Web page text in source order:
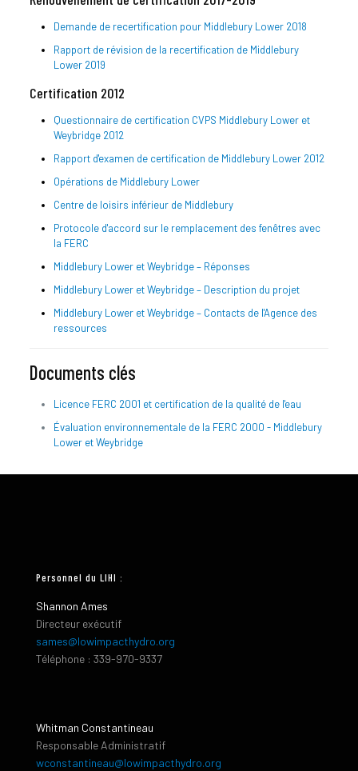
Demande de recertification pour Middlebury Lower 2018
Rapport de révision de la recertification de Middlebury
Lower 2019
Certification 2012
Questionnaire de certification CVPS Middlebury Lower et
Weybridge 2012
Rapport d'examen de certification de Middlebury Lower 2012
Opérations de Middlebury Lower
Centre de loisirs inférieur de Middlebury
Protocole d'accord sur le remplacement des fenêtres avec
la FERC
Middlebury Lower et Weybridge – Réponses
Middlebury Lower et Weybridge – Description du projet
Middlebury Lower et Weybridge – Contacts de l'Agence des
ressources
Documents clés
Licence FERC 2001 et certification de la qualité de l'eau
Évaluation environnementale de la FERC 2000 - Middlebury
Lower et Weybridge
Personnel du LIHI :
Shannon Ames
Directeur exécutif
sames@lowimpacthydro.org
Téléphone : 339-970-9337
Whitman Constantineau
Responsable Administratif
wconstantineau@lowimpacthydro.org